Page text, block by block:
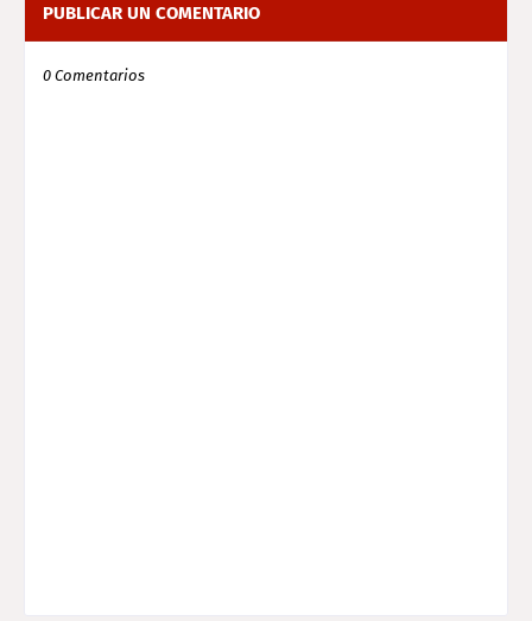
PUBLICAR UN COMENTARIO
0 Comentarios